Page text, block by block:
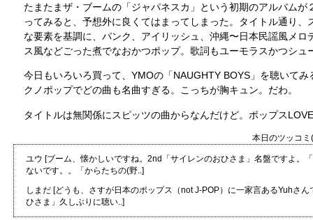
たまたまザ・ブームの「ジャパネスカ」という初期のアルバムが
ってみると、予想外に良くてはまってしまった。タイトル通り、
な要素を基調に、パンク、アイリッシュ、沖縄〜日本民謡風メロ
ス風などごった煮でなおかつポップ。歌詞もユーモラスかつシュ
今日もいろいろ買って、YMOの「NAUGHTY BOYS」を聴いてみ
クノポップでどの曲も名曲すぎる。こっちが胸キュン。だわ。
タイトルは無関係にスピッツの曲からなんだけど。ポップス
本日のツッコ
ユウ [ブーム、懐かしいですね。2nd「サイレンのおひさま」名盤ですよ。
ないです。。「からたちの(野..]
しまだ[どうも、さすが日本のポップス（not J-POP）に一家言あるYuhさん
ひさま」久しぶりに聴い..]